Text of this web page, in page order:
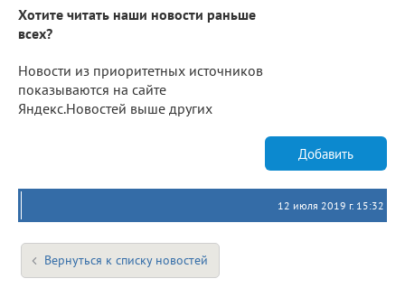
Хотите читать наши новости раньше
всех?
Новости из приоритетных источников
показываются на сайте
Яндекс.Новостей выше других
Добавить
12 июля 2019 г. 15:32
Вернуться к списку новостей